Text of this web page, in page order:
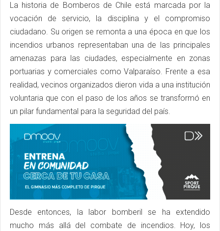
La historia de Bomberos de Chile está marcada por la
vocación de servicio, la disciplina y el compromiso
ciudadano. Su origen se remonta a una época en que los
incendios urbanos representaban una de las principales
amenazas para las ciudades, especialmente en zonas
portuarias y comerciales como Valparaíso. Frente a esa
realidad, vecinos organizados dieron vida a una institución
voluntaria que con el paso de los años se transformó en
un pilar fundamental para la seguridad del país.
Desde entonces, la labor bomberil se ha extendido
mucho más allá del combate de incendios. Hoy, los